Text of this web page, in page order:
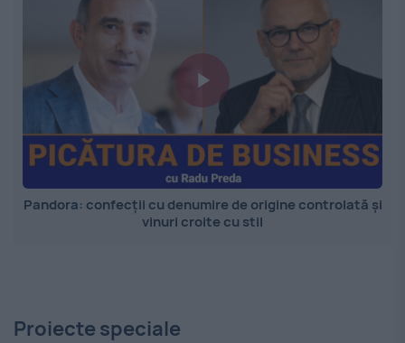
Pandora: confecții cu denumire de origine controlată și
vinuri croite cu stil
Proiecte speciale